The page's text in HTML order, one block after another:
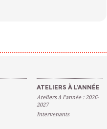
ATELIERS À L’ANNÉE
Ateliers à l’année : 2026-
2027
Intervenants